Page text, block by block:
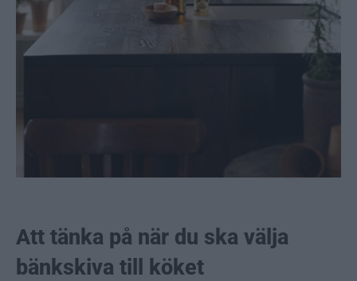
Att tänka på när du ska välja
bänkskiva till köket